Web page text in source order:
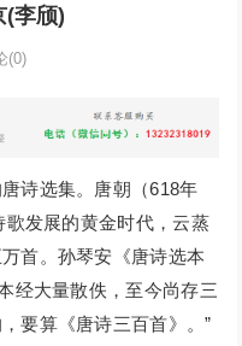
(李颀)
(0)
诗选集。唐朝（618年
发展的黄金时代，云蒸
首。孙琴安《唐诗选本
经大量散佚，至今尚存三
要算《唐诗三百首》。”